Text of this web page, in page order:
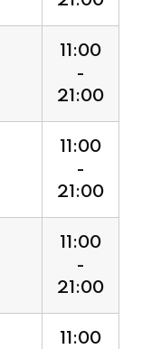
11:00
-
21:00
11:00
-
21:00
11:00
-
21:00
11:00